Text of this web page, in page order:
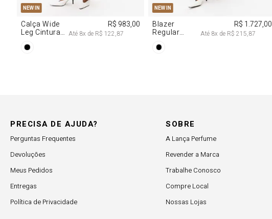
NEW IN
PP P
Calça Wide
Leg Cintura
Renda
R$ 983,00
Até 8x deR$ 122,87
NEW IN
PP
Blazer
Regular
Com Renda
R$ 1.727,00
Até 8x deR$ 215,87
PRECISA DE AJUDA?
Perguntas Frequentes
Devoluções
Meus Pedidos
Entregas
Política de Privacidade
SOBRE
A Lança Perfume
Revender a Marca
Trabalhe Conosco
Compre Local
Nossas Lojas